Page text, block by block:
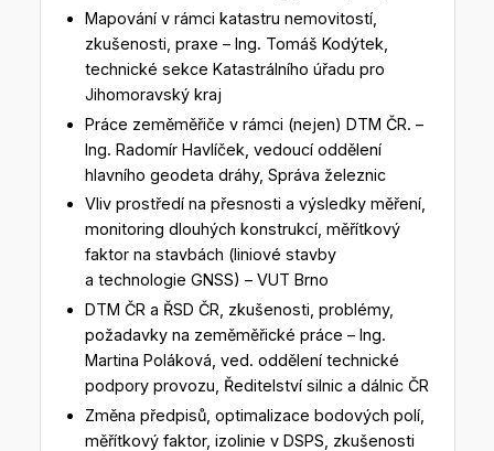
Mapování v rámci katastru nemovitostí,
zkušenosti, praxe – Ing. Tomáš Kodýtek,
technické sekce Katastrálního úřadu pro
Jihomoravský kraj
Práce zeměměřiče v rámci (nejen) DTM ČR. –
Ing. Radomír Havlíček, vedoucí oddělení
hlavního geodeta dráhy, Správa železnic
Vliv prostředí na přesnosti a výsledky měření,
monitoring dlouhých konstrukcí, měřítkový
faktor na stavbách (liniové stavby
a technologie GNSS) – VUT Brno
DTM ČR a ŘSD ČR, zkušenosti, problémy,
požadavky na zeměměřické práce – Ing.
Martina Poláková, ved. oddělení technické
podpory provozu, Ředitelství silnic a dálnic ČR
Změna předpisů, optimalizace bodových polí,
měřítkový faktor, izolinie v DSPS, zkušenosti